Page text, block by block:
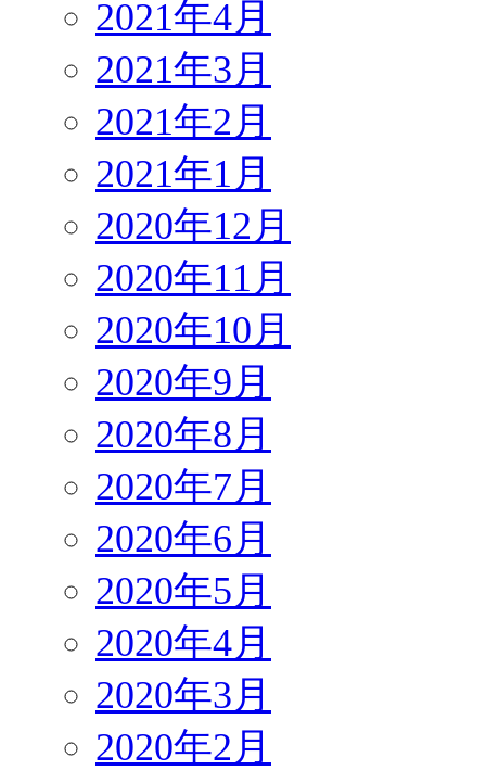
2021年4月
2021年3月
2021年2月
2021年1月
2020年12月
2020年11月
2020年10月
2020年9月
2020年8月
2020年7月
2020年6月
2020年5月
2020年4月
2020年3月
2020年2月